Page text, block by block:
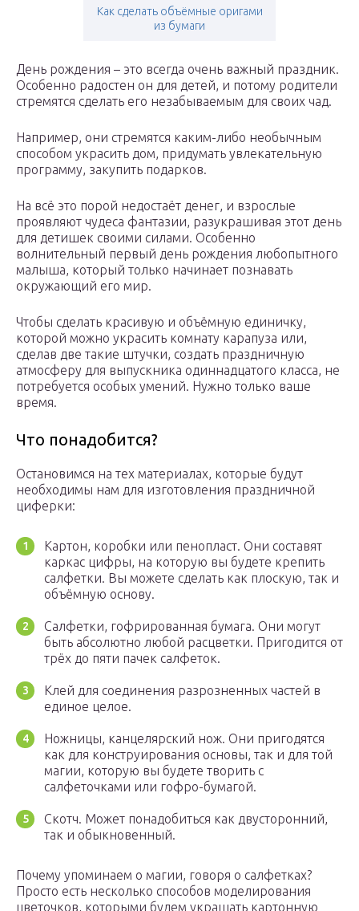
Как сделать объёмные оригами
из бумаги
День рождения – это всегда очень важный праздник.
Особенно радостен он для детей, и потому родители
стремятся сделать его незабываемым для своих чад.
Например, они стремятся каким-либо необычным
способом украсить дом, придумать увлекательную
программу, закупить подарков.
На всё это порой недостаёт денег, и взрослые
проявляют чудеса фантазии, разукрашивая этот день
для детишек своими силами. Особенно
волнительный первый день рождения любопытного
малыша, который только начинает познавать
окружающий его мир.
Чтобы сделать красивую и объёмную единичку,
которой можно украсить комнату карапуза или,
сделав две такие штучки, создать праздничную
атмосферу для выпускника одиннадцатого класса, не
потребуется особых умений. Нужно только ваше
время.
Что понадобится?
Остановимся на тех материалах, которые будут
необходимы нам для изготовления праздничной
циферки:
Картон, коробки или пенопласт. Они составят
каркас цифры, на которую вы будете крепить
салфетки. Вы можете сделать как плоскую, так и
объёмную основу.
Салфетки, гофрированная бумага. Они могут
быть абсолютно любой расцветки. Пригодится от
трёх до пяти пачек салфеток.
Клей для соединения разрозненных частей в
единое целое.
Ножницы, канцелярский нож. Они пригодятся
как для конструирования основы, так и для той
магии, которую вы будете творить с
салфеточками или гофро-бумагой.
Скотч. Может понадобиться как двусторонний,
так и обыкновенный.
Почему упоминаем о магии, говоря о салфетках?
Просто есть несколько способов моделирования
цветочков, которыми будем украшать картонную